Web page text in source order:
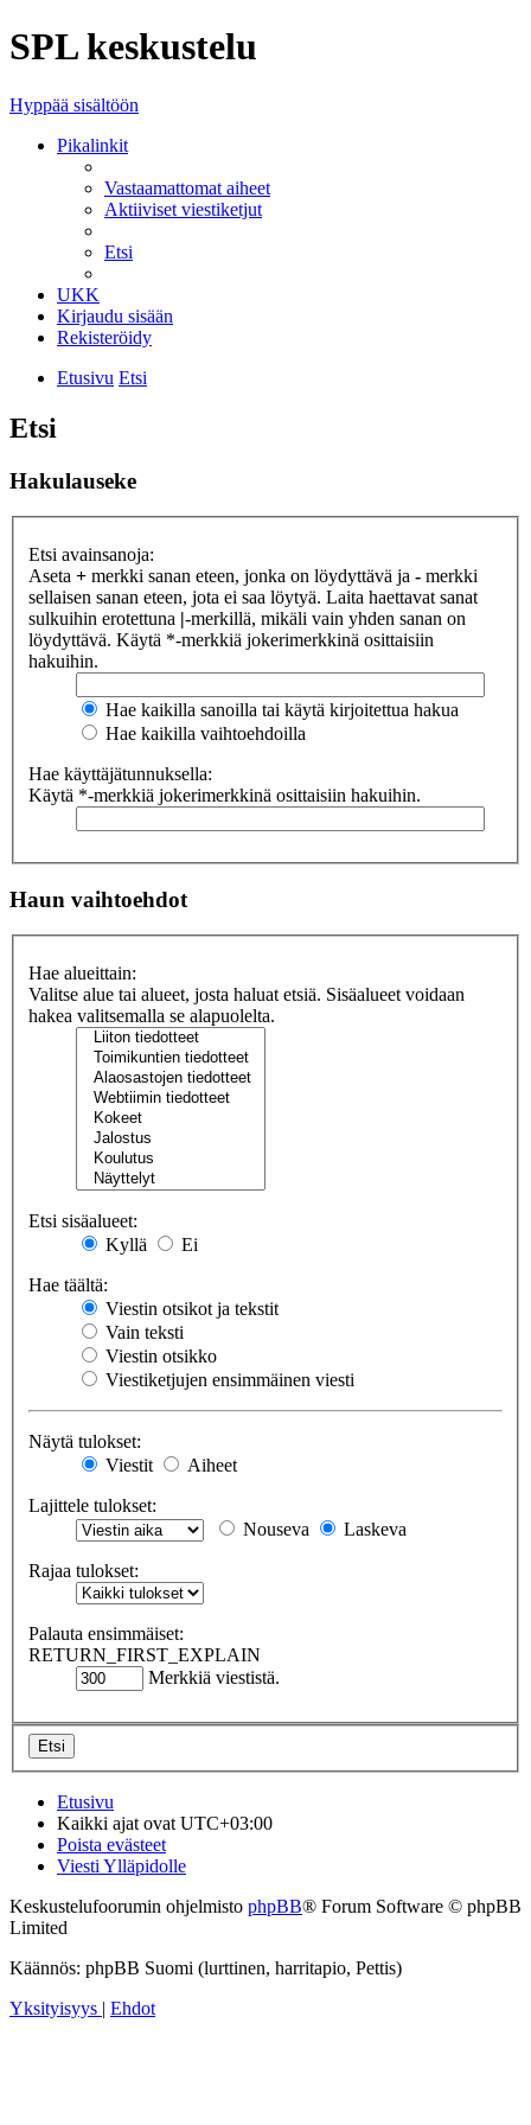
SPL keskustelu
Hyppää sisältöön
Pikalinkit
Vastaamattomat aiheet
Aktiiviset viestiketjut
Etsi
UKK
Kirjaudu sisään
Rekisteröidy
Etusivu Etsi
Etsi
Hakulauseke
Etsi avainsanoja:
Aseta + merkki sanan eteen, jonka on löydyttävä ja - merkki
sellaisen sanan eteen, jota ei saa löytyä. Laita haettavat sanat
sulkuihin erotettuna |-merkillä, mikäli vain yhden sanan on
löydyttävä. Käytä *-merkkiä jokerimerkkinä osittaisiin
hakuihin.
Hae kaikilla sanoilla tai käytä kirjoitettua hakua
Hae kaikilla vaihtoehdoilla
Hae käyttäjätunnuksella:
Käytä *-merkkiä jokerimerkkinä osittaisiin hakuihin.
Haun vaihtoehdot
Hae alueittain:
Valitse alue tai alueet, josta haluat etsiä. Sisäalueet voidaan
hakea valitsemalla se alapuolelta.
Etsi sisäalueet:
Kyllä
Ei
Hae täältä:
Viestin otsikot ja tekstit
Vain teksti
Viestin otsikko
Viestiketjujen ensimmäinen viesti
Näytä tulokset:
Viestit
Aiheet
Lajittele tulokset:
Nouseva
Laskeva
Rajaa tulokset:
Palauta ensimmäiset:
RETURN_FIRST_EXPLAIN
Merkkiä viestistä.
Etusivu
Kaikki ajat ovat UTC+03:00
Poista evästeet
Viesti Ylläpidolle
Keskustelufoorumin ohjelmisto phpBB® Forum Software © phpBB
Limited
Käännös: phpBB Suomi (lurttinen, harritapio, Pettis)
Yksityisyys | Ehdot